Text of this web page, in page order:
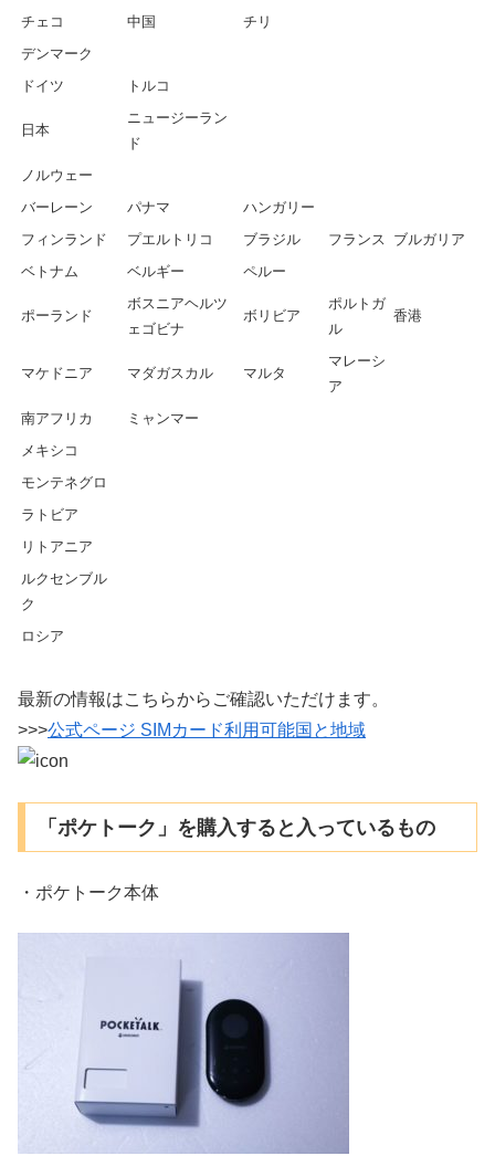
チェコ
中国
チリ
デンマーク
ドイツ
トルコ
日本
ニュージーラン
ド
ノルウェー
バーレーン
パナマ
ハンガリー
フィンランド
プエルトリコ ブラジル フランス ブルガリア
ベトナム
ベルギー ペルー
ポーランド
ボスニアヘルツ
ェゴビナ
ボリビア
ポルトガ
ル
香港
マケドニア マダガスカル マルタ
マレーシ
ア
南アフリカ
ミャンマー
メキシコ
モンテネグロ
ラトビア
リトアニア
ルクセンブル
ク
ロシア
最新の情報はこちらからご確認いただけます。
>>>公式ページ SIMカード利用可能国と地域
「ポケトーク」を購入すると入っているもの
・ポケトーク本体